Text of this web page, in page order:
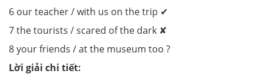
6 our teacher / with us on the trip ✔
7the tourists / scared of the dark ✘
8your friends / at the museum too ?
Lời giải chi tiết: